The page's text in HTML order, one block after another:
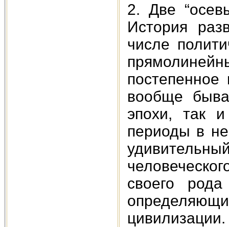
2. Две
История
числе
вообще
эпохи, так
периоды в
своего
цивилизации.